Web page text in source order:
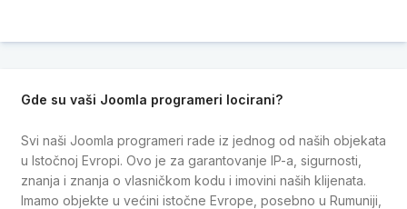
Gde su vaši Joomla programeri locirani?
Svi naši Joomla programeri rade iz jednog od naših objekata
u Istočnoj Evropi. Ovo je za garantovanje IP-a, sigurnosti,
znanja i znanja o vlasničkom kodu i imovini naših klijenata.
Imamo objekte u većini istočne Evrope, posebno u Rumuniji,